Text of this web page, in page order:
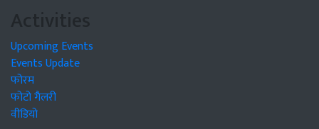
Activities
Upcoming Events
Events Update
फोरम
फोटो गैलरी
वीडियो